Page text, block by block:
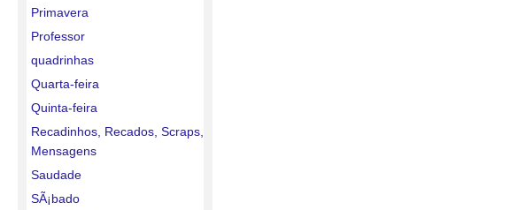
Primavera
Professor
quadrinhas
Quarta-feira
Quinta-feira
Recadinhos, Recados, Scraps,
Mensagens
Saudade
SÃ¡bado